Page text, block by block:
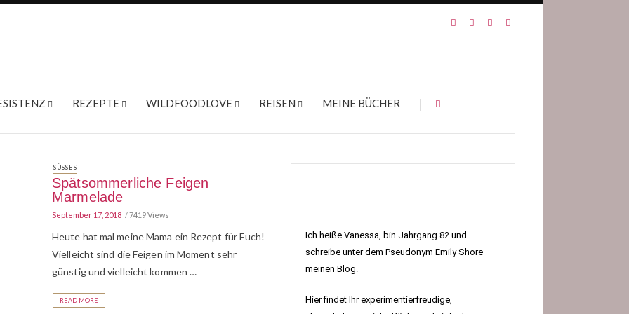
REZEPTE WILDFOODLOVE REISEN MEINE BÜCHER
SÜSSES
Spätsommerliche Feigen
Marmelade
September 17, 2018 7419 Views
Heute hat mal meine Mama ein Rezept für Euch!
Vielleicht sind die Feigen im Moment sehr
günstig und vielleicht kommen …
READ MORE
Ich heiße Vanessa, bin Jahrgang 82 und
schreibe unter dem Pseudonym Emily Shore
meinen Blog.
Hier findet Ihr experimentierfreudige,